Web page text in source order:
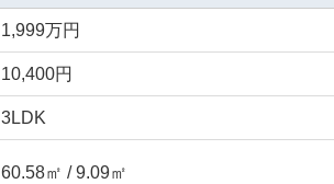
1,999万円
10,400円
3LDK
60.58㎡ / 9.09㎡